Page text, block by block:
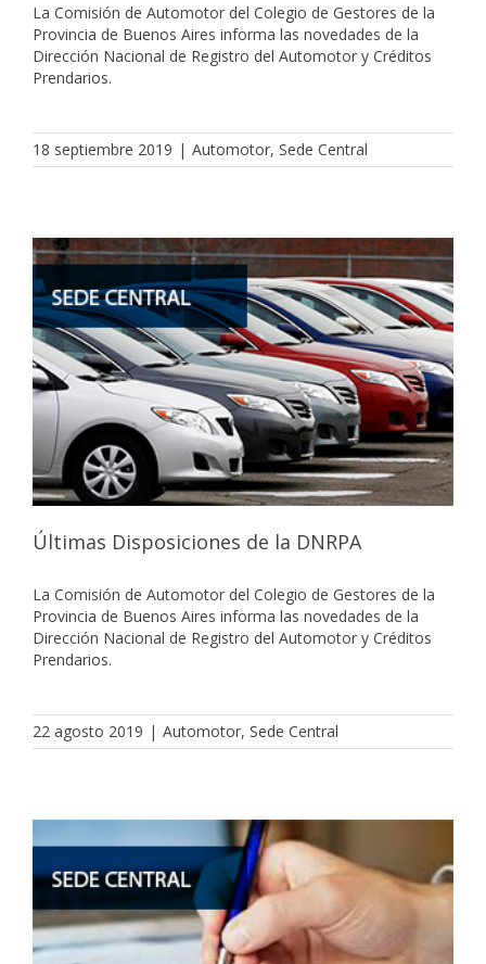
La Comisión de Automotor del Colegio de Gestores de la
Provincia de Buenos Aires informa las novedades de la
Dirección Nacional de Registro del Automotor y Créditos
Prendarios.
18 septiembre 2019 | Automotor, Sede Central
Últimas Disposiciones de la DNRPA
La Comisión de Automotor del Colegio de Gestores de la
Provincia de Buenos Aires informa las novedades de la
Dirección Nacional de Registro del Automotor y Créditos
Prendarios.
22 agosto 2019 | Automotor, Sede Central